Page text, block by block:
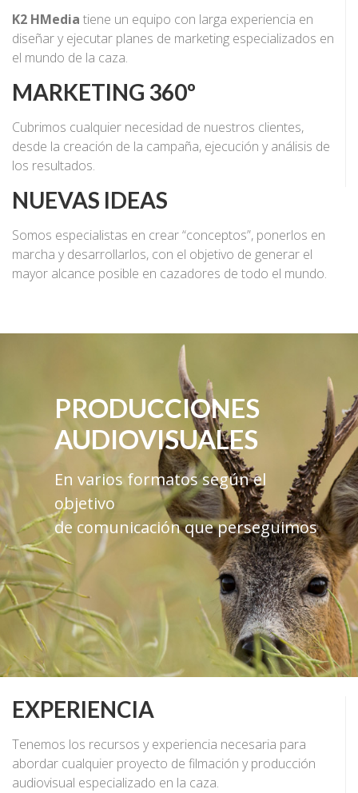
K2 HMedia tiene un equipo con larga experiencia en
diseñar y ejecutar planes de marketing especializados en
el mundo de la caza.
MARKETING 360º
Cubrimos cualquier necesidad de nuestros clientes,
desde la creación de la campaña, ejecución y análisis de
los resultados.
NUEVAS IDEAS
Somos especialistas en crear “conceptos”, ponerlos en
marcha y desarrollarlos, con el objetivo de generar el
mayor alcance posible en cazadores de todo el mundo.
PRODUCCIONES
AUDIOVISUALES
En varios formatos según el
objetivo
de comunicación que perseguimos
EXPERIENCIA
Tenemos los recursos y experiencia necesaria para
abordar cualquier proyecto de filmación y producción
audiovisual especializado en la caza.